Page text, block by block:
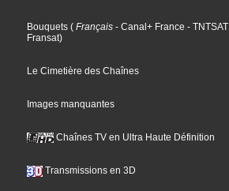
Bouquets ( Français - Canal+ France - TNTSAT
Fransat)
Le Cimetière des Chaînes
Images manquantes
Chaînes TV en Ultra Haute Définition
Transmissions en 3D